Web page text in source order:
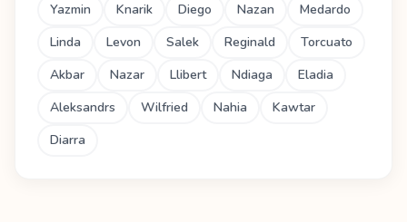
Yazmin Knarik Diego Nazan
Medardo
Linda
Levon Salek Reginald
Torcuato
Akbar
Nazar Llibert Ndiaga
Eladia
Aleksandrs
Wilfried Nahia
Kawtar
Diarra